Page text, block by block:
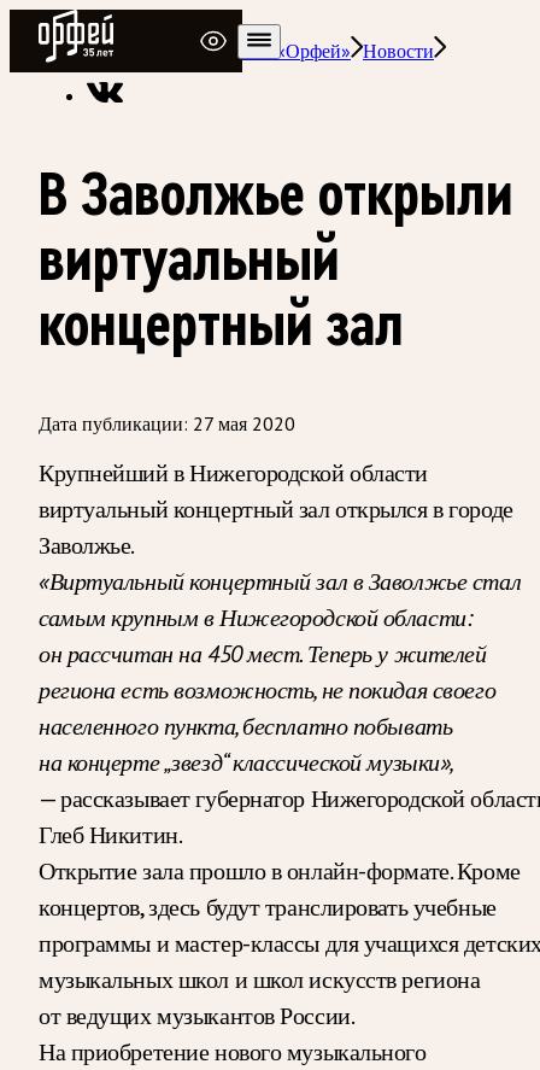
Радио Орфей
Радио классической музыки «Орфей» Новости
В Заволжье открыли
виртуальный
концертный зал
Дата публикации: 27 мая 2020
Крупнейший в Нижегородской области
виртуальный концертный зал открылся в городе
Заволжье.
«Виртуальный концертный зал в Заволжье стал
самым крупным в Нижегородской области:
он рассчитан на 450 мест. Теперь у жителей
региона есть возможность, не покидая своего
населенного пункта, бесплатно побывать
на концерте „звезд“ классической музыки»,
— рассказывает губернатор Нижегородской
Глеб Никитин.
Открытие зала прошло в онлайн-формате. Кроме
концертов, здесь будут транслировать учебные
программы и мастер-классы для учащихся
музыкальных школ и школ искусств региона
от ведущих музыкантов России.
На приобретение нового музыкального